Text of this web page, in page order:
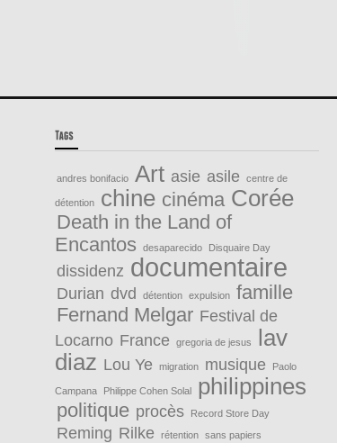
andres bonifacio Art asie asile centre de
détention chine cinéma Corée
Death in the Land of
Encantos
desaparecido Disquaire Day
dissidenz documentaire
Durian dvd détention expulsion
famille
Fernand Melgar Festival de
Locarno France gregoria de jesus
lav
diaz Lou Ye migration musique Paolo
Campana Philippe Cohen Solal philippines
politique procès Record Store Day
Reming Rilke rétention sans papiers